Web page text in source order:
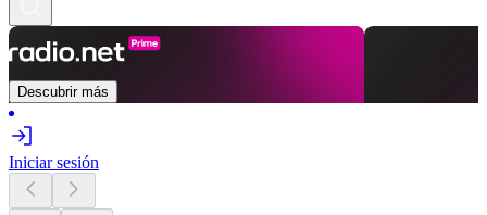
Descubrir más
Iniciar sesión